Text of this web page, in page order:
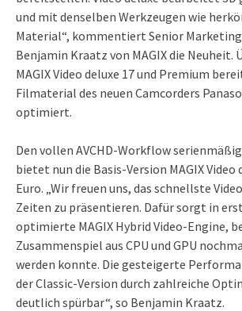
und mit denselben Werkzeugen wie
Material“, kommentiert Senior
Benjamin Kraatz von MAGIX die Neuheit.
MAGIX Video deluxe 17 und Premium
Filmaterial des neuen Camcorders
optimiert.
Den vollen AVCHD-Workflow
bietet nun die Basis-Version MAGIX Video
Euro. „Wir freuen uns, das schnellste
Zeiten zu präsentieren. Dafür sorgt in
optimierte MAGIX Hybrid Video-Engine,
Zusammenspiel aus CPU und GPU
werden konnte. Die gesteigerte
der Classic-Version durch zahlreiche
deutlich spürbar“, so Benjamin Kraatz.